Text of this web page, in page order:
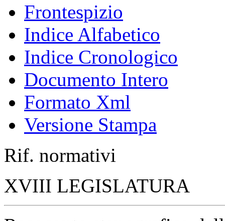
Frontespizio
Indice Alfabetico
Indice Cronologico
Documento Intero
Formato Xml
Versione Stampa
Rif. normativi
XVIII LEGISLATURA